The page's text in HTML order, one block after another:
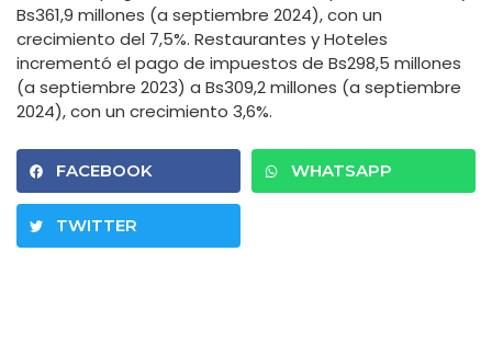
Bs361,9 millones (a septiembre 2024), con un
crecimiento del 7,5%. Restaurantes y Hoteles
incrementó el pago de impuestos de Bs298,5 millones
(a septiembre 2023) a Bs309,2 millones (a septiembre
2024), con un crecimiento 3,6%.
FACEBOOK WHATSAPP
TWITTER